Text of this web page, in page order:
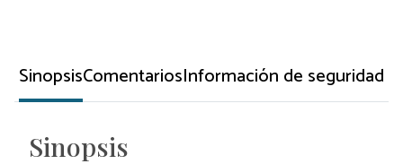
SinopsisComentariosInformación de seguridad
Sinopsis